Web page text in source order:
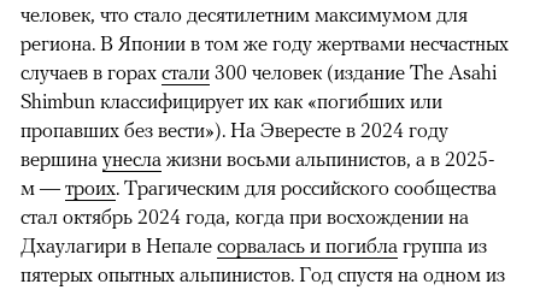
человек, что стало десятилетним максимумом для
региона. В Японии в том же году жертвами несчастных
случаев в горах стали 300 человек (издание The Asahi
Shimbun классифицирует их как «погибших или
пропавших без вести»). На Эвересте в 2024 году
вершина унесла жизни восьми альпинистов, а в 2025-
м — троих. Трагическим для российского сообщества
стал октябрь 2024 года, когда при восхождении на
Дхаулагири в Непале сорвалась и погибла группа из
пятерых опытных альпинистов. Год спустя на одном из